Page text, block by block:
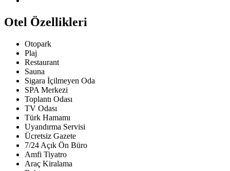
Otel Özellikleri
Otopark
Plaj
Restaurant
Sauna
Sigara İçilmeyen Oda
SPA Merkezi
Toplantı Odası
TV Odası
Türk Hamamı
Uyandırma Servisi
Ücretsiz Gazete
7/24 Açık Ön Büro
Amfi Tiyatro
Araç Kiralama